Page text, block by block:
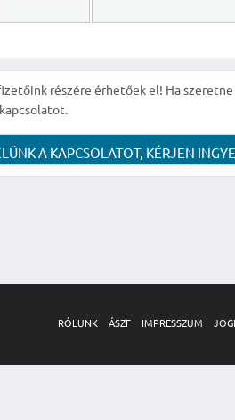
részére érhetőek el! Ha
A KAPCSOLATOT, KÉRJEN
RÓLUNK ÁSZF IMPRESSZUM